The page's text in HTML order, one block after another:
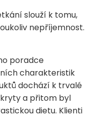
slouží k tomu,
nepříjemnost.
poradce
charakteristik
dochází k trvalé
a přitom byl
dietu. Klienti